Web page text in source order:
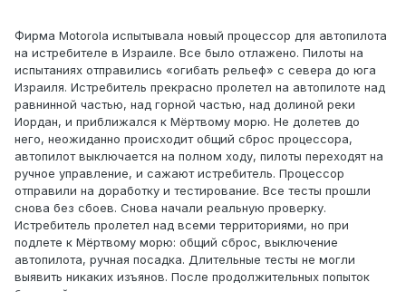
Фирма Motorola испытывала новый процессор для автопилота
на истребителе в Израиле. Все было отлажено. Пилоты на
испытаниях отправились «огибать рельеф» с севера до юга
Израиля. Истребитель прекрасно пролетел на автопилоте над
равнинной частью, над горной частью, над долиной реки
Иордан, и приближался к Мёртвому морю. Не долетев до
него, неожиданно происходит общий сброс процессора,
автопилот выключается на полном ходу, пилоты переходят на
ручное управление, и сажают истребитель. Процессор
отправили на доработку и тестирование. Все тесты прошли
снова без сбоев. Снова начали реальную проверку.
Истребитель пролетел над всеми территориями, но при
подлете к Мёртвому морю: общий сброс, выключение
автопилота, ручная посадка. Длительные тесты не могли
выявить никаких изъянов. После продолжительных попыток